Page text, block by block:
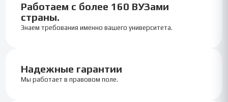
Работаем с более 160 ВУЗами
страны.
Знаем требования именно вашего университета.
Надежные гарантии
Мы работает в правовом поле.